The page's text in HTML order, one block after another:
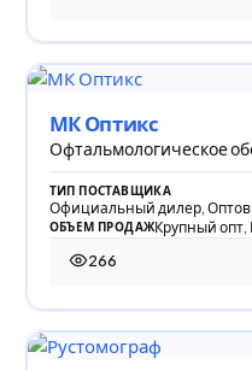
МК Оптикс
Офтальмологическое
ТИП ПОСТАВЩИКА
Официальный дилер,
ОБЪЕМ ПРОДАЖКрупный
266
266 просмотров